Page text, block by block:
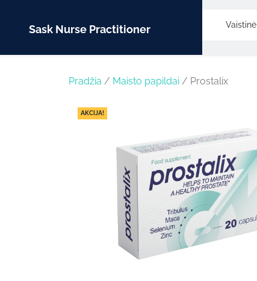
contentSask Nurse Practitioner Vaistinė
Pradžia / Maisto papildai / Prostalix
AKCIJA!